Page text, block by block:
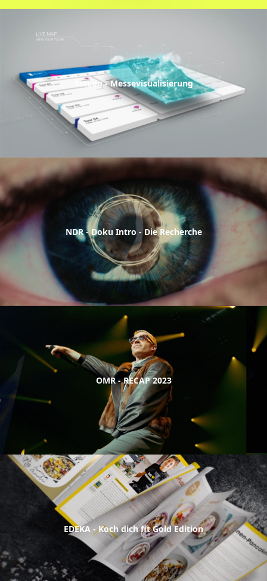
1stLog - Messevisualisierung
NDR - Doku Intro - Die Recherche
OMR - RECAP 2023
EDEKA - Koch dich fit Gold Edition